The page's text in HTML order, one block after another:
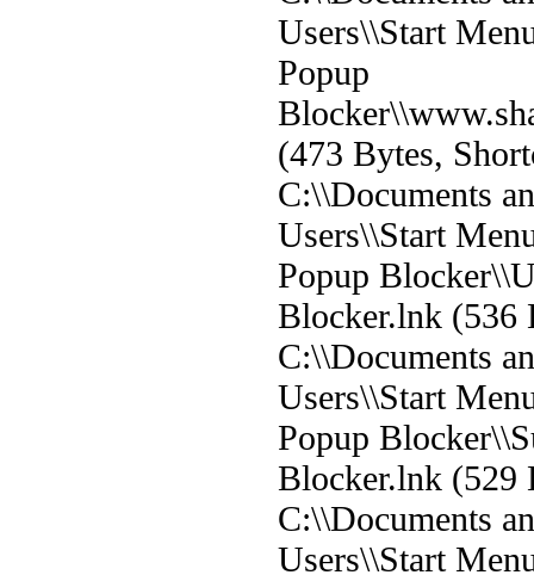
Users\\Start
Popup
(473 Bytes,
C:\\Documents
Users\\Start
Popup
Blocker.lnk (536
C:\\Documents
Users\\Start
Popup
Blocker.lnk (529
C:\\Documents
Users\\Start